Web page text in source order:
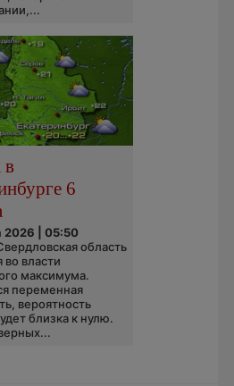
в
6
2026 | 05:50
область
во власти
максимума.
переменная
вероятность
близка к нулю.